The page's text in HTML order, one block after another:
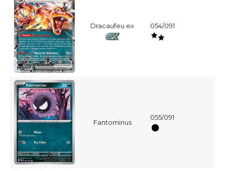
Dracaufeu ex 054/091
Fantominus
055/091